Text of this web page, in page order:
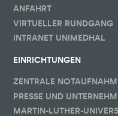
ANFAHRT
VIRTUELLER RUNDGANG
INTRANET UNIMEDHAL
EINRICHTUNGEN
ZENTRALE
PRESSE UND
MARTIN-LUTHER-